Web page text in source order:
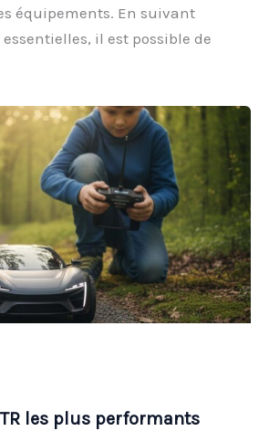
équipements. En suivant
il est possible de
les plus performants